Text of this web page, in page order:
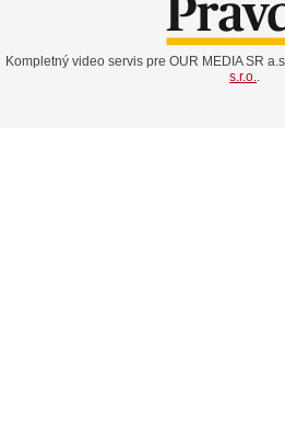
Kompletný video servis pre OUR MEDIA SR
s.r.o..